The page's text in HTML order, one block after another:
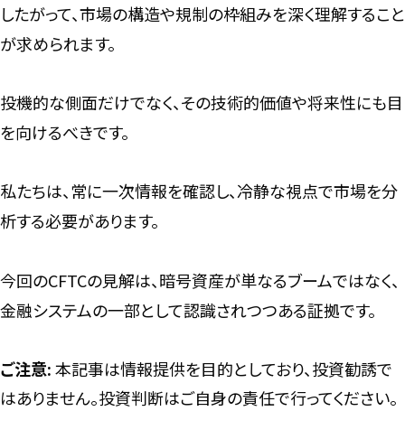
したがって、市場の構造や規制の枠組みを深く理解すること
が求められます。
投機的な側面だけでなく、その技術的価値や将来性にも目
を向けるべきです。
私たちは、常に一次情報を確認し、冷静な視点で市場を分
析する必要があります。
今回のCFTCの見解は、暗号資産が単なるブームではなく、
金融システムの一部として認識されつつある証拠です。
ご注意:本記事は情報提供を目的としており、投資勧誘で
はありません。投資判断はご自身の責任で行ってください。